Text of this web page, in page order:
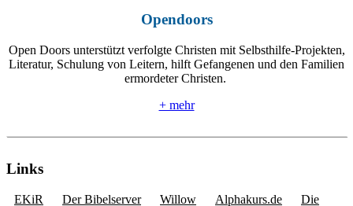
Opendoors
Open Doors unterstützt verfolgte Christen mit Selbsthilfe-Projekten,
Literatur, Schulung von Leitern, hilft Gefangenen und den Familien
ermordeter Christen.
+ mehr
Links
EKiR Der Bibelserver Willow Alphakurs.de Die